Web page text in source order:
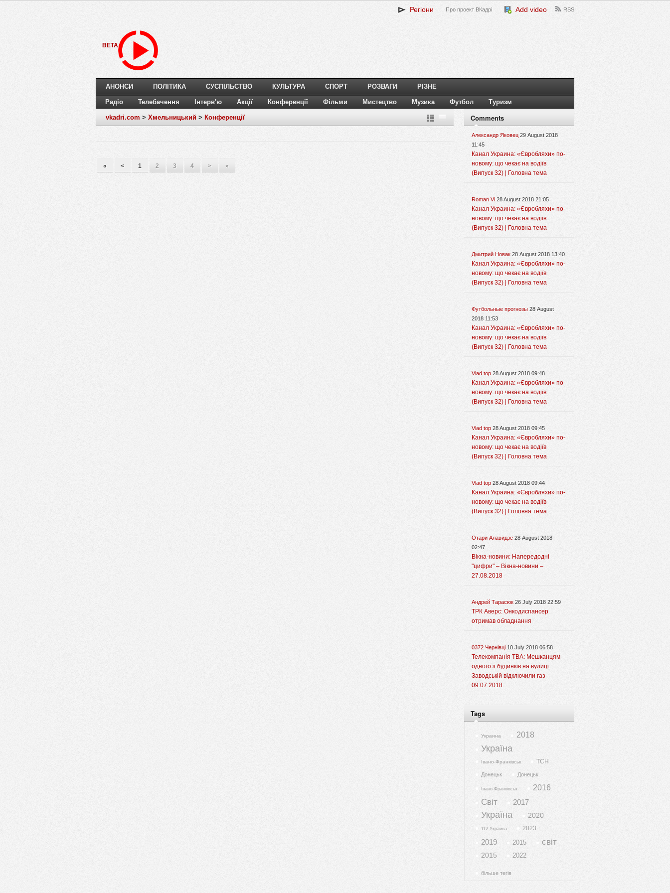
Регіони Про проект ВКадрі Add video RSS
BETA
АНОНСИ ПОЛІТИКА СУСПІЛЬСТВО КУЛЬТУРА СПОРТ РОЗВАГИ РІЗНЕ
Радіо Телебачення Інтерв'ю Акції Конференції Фільми Мистецтво Музика Футбол Туризм
vkadri.com > Хмельницький > Конференції
« < 1 2 3 4 > »
Comments
Александр Яковец 29 August 2018
11:45
Канал Украина: «Євробляхи» по-
новому: що чекає на водіїв
(Випуск 32) | Головна тема
Roman Vi 28 August 2018 21:05
Канал Украина: «Євробляхи» по-
новому: що чекає на водіїв
(Випуск 32) | Головна тема
Дмитрий Новак 28 August 2018 13:40
Канал Украина: «Євробляхи» по-
новому: що чекає на водіїв
(Випуск 32) | Головна тема
Футбольные прогнозы 28 August
2018 11:53
Канал Украина: «Євробляхи» по-
новому: що чекає на водіїв
(Випуск 32) | Головна тема
Vlad top 28 August 2018 09:48
Канал Украина: «Євробляхи» по-
новому: що чекає на водіїв
(Випуск 32) | Головна тема
Vlad top 28 August 2018 09:45
Канал Украина: «Євробляхи» по-
новому: що чекає на водіїв
(Випуск 32) | Головна тема
Vlad top 28 August 2018 09:44
Канал Украина: «Євробляхи» по-
новому: що чекає на водіїв
(Випуск 32) | Головна тема
Отари Алавидзе 28 August 2018
02:47
Вікна-новини: Напередодні
"цифри" – Вікна-новини –
27.08.2018
Андрей Тарасюк 26 July 2018 22:59
ТРК Аверс: Онкодиспансер
отримав обладнання
0372 Чернівці 10 July 2018 06:58
Телекомпанія ТВА: Мешканцям
одного з будинків на вулиці
Заводській відключили газ
09.07.2018
Tags
Украина 2018
Україна
Івано-Франківськ ТСН
Донецьк Донецьк
Івано-Франківськ 2016
Світ 2017
Україна 2020
112 Украина 2023
2019 2015 світ
2015 2022
більше тегів